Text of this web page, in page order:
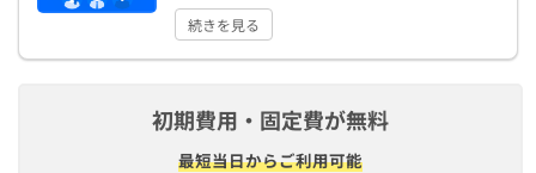
続きを見る
初期費用・固定費が無料
最短​当日から​ご利用可能